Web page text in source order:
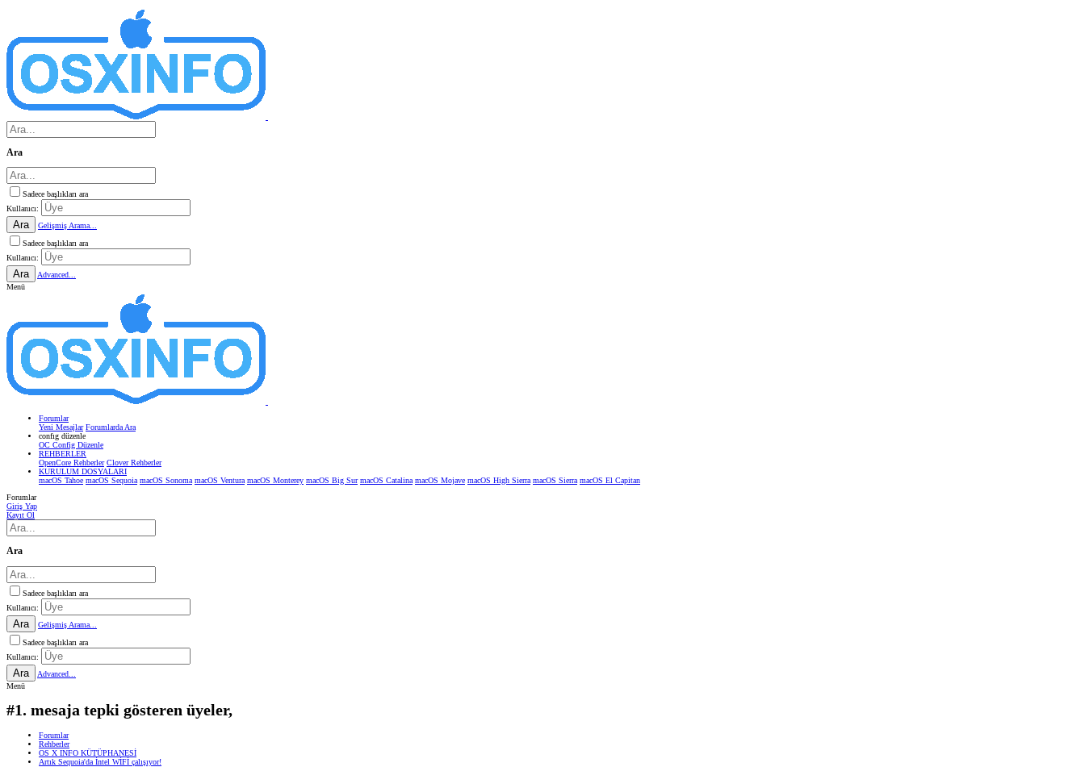
Ara
Sadece başlıkları ara
Kullanıcı:
Ara
Gelişmiş Arama...
Sadece başlıkları ara
Kullanıcı:
Ara
Advanced...
Menü
Forumlar
Yeni Mesajlar Forumlarda Ara
confıg düzenle
OC Config Düzenle
REHBERLER
OpenCore Rehberler Clover Rehberler
KURULUM DOSYALARI
macOS Tahoe macOS Sequoia macOS Sonoma macOS Ventura macOS Monterey macOS Big Sur macOS Catalina macOS Mojave macOS High Sierra macOS Sierra macOS El Capitan
Forumlar
Giriş Yap
Kayıt Ol
Ara
Sadece başlıkları ara
Kullanıcı:
Ara
Gelişmiş Arama...
Sadece başlıkları ara
Kullanıcı:
Ara
Advanced...
Menü
#1. mesaja tepki gösteren üyeler,
Forumlar
Rehberler
OS X INFO KÜTÜPHANESİ
Artık Sequoia'da İntel WİFİ çalışıyor!